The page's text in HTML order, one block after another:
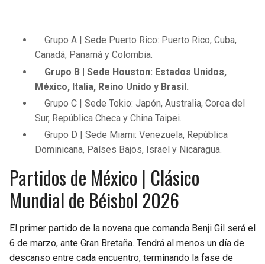
Grupo A | Sede Puerto Rico: Puerto Rico, Cuba,
Canadá, Panamá y Colombia.
Grupo B | Sede Houston: Estados Unidos,
México, Italia, Reino Unido y Brasil.
Grupo C | Sede Tokio: Japón, Australia, Corea del
Sur, República Checa y China Taipei.
Grupo D | Sede Miami: Venezuela, República
Dominicana, Países Bajos, Israel y Nicaragua.
Partidos de México | Clásico
Mundial de Béisbol 2026
El primer partido de la novena que comanda Benji Gil será el
6 de marzo, ante Gran Bretaña. Tendrá al menos un día de
descanso entre cada encuentro, terminando la fase de